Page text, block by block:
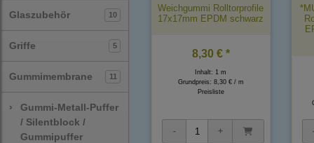
Glaszubehör 10
Griffe 5
Gummimembrane 11
›
Gummi-Metall-Puffer
/ Silentblock /
Gummipuffer
Weichgummi Rolltorprofile
17x17mm EPDM schwarz
8,30 € *
Inhalt: 1 m
Grundpreis: 8,30 € / m
Preisliste